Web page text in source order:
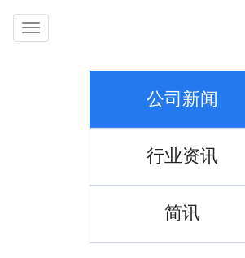
Toggle
navigation
公司新闻
行业资讯
简讯